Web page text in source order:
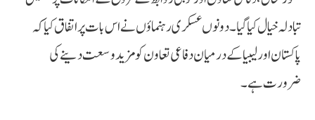
تبادلہ خیال کیا گیا۔ دونوں عسکری رہنماؤں نے اس بات پر اتفاق کیا کہ
پاکستان اور لیبیا کے درمیان دفاعی تعاون کو مزید وسعت دینے کی
ضرورت ہے۔